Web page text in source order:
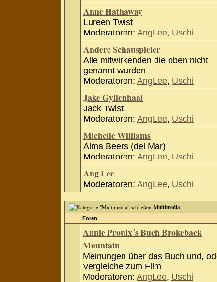
Anne Hathaway
Lureen Twist
Moderatoren: AngLee, Uschi
Andere Schauspieler
Alle mitwirkenden die oben nicht
genannt wurden
Moderatoren: AngLee, Uschi
Jake Gyllenhaal
Jack Twist
Moderatoren: AngLee, Uschi
Michelle Williams
Alma Beers (del Mar)
Moderatoren: AngLee, Uschi
Ang Lee
Moderatoren: AngLee, Uschi
Multimedia
Foren
Annie Proulx´s Buch Brokeback
Mountain
Meinungen über das Buch und,
Vergleiche zum Film
Moderatoren: AngLee, Uschi